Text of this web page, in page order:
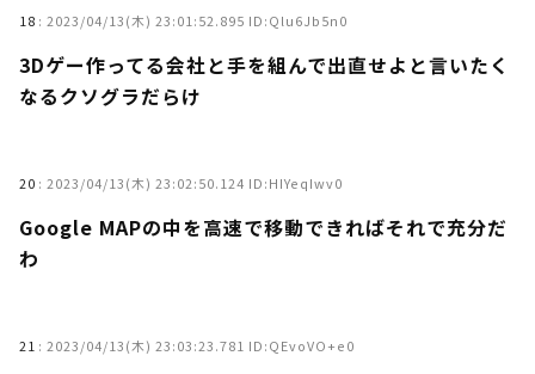
18 : 2023/04/13(木) 23:01:52.895 ID:Qlu6Jb5n0
3Dゲー作ってる会社と手を組んで出直せよと言いたく
なるクソグラだらけ
20 : 2023/04/13(木) 23:02:50.124 ID:HIYeqIwv0
Google MAPの中を高速で移動できればそれで充分だ
わ
21 : 2023/04/13(木) 23:03:23.781 ID:QEvoVO+e0